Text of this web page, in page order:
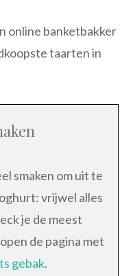
online banketbakker
taarten in
smaken om uit te
vrijwel alles
je de meest
de pagina met
gebak.